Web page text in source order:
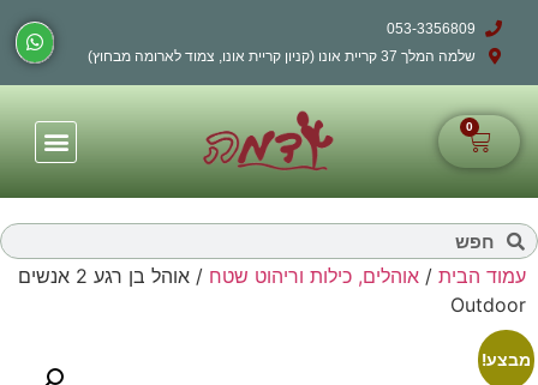
053-3356809
שלמה המלך 37 קריית אונו (קניון קריית אונו, צמוד לארומה מבחוץ)
0
עמוד הבית / אוהלים, כילות וריהוט שטח
/ אוהל בן רגע 2 אנשים
Outdoor
מבצע!